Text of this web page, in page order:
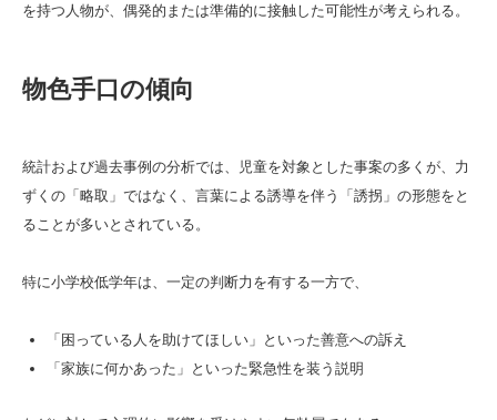
を持つ人物が、偶発的または準備的に接触した可能性が考えられる。
物色手口の傾向
統計および過去事例の分析では、児童を対象とした事案の多くが、力
ずくの「略取」ではなく、言葉による誘導を伴う「誘拐」の形態をと
ることが多いとされている。
特に小学校低学年は、一定の判断力を有する一方で、
「困っている人を助けてほしい」といった善意への訴え
「家族に何かあった」といった緊急性を装う説明